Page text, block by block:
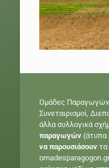
Ομάδες
Συνεταιρισμοί,
άλλα συλλογικά
παραγωγών(άτυπα
να παρουσιάσουντα